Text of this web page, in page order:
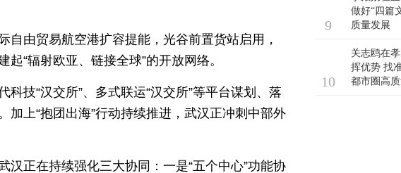
由贸易航空港扩容提能，光谷前置货站启用，
“辐射欧亚、链接全球”的开放网络。
技“汉交所”、多式联运“汉交所”等平台谋划、落
上“抱团出海”行动持续推进，武汉正冲刺中部外
正在持续强化三大协同：一是“五个中心”功能协